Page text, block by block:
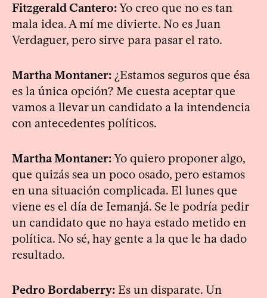
Fitzgerald Cantero:Yo creo que no es tan
mala idea. A mí me divierte. No es Juan
Verdaguer, pero sirve para pasar el rato.
Martha Montaner: ¿Estamos seguros que ésa
es la única opción? Me cuesta aceptar que
vamos a llevar un candidato a la intendencia
con antecedentes políticos.
Martha Montaner:Yo quiero proponer algo,
que quizás sea un poco osado, pero estamos
en una situación complicada. El lunes que
viene es el día de Iemanjá. Se le podría pedir
un candidato que no haya estado metido en
política. No sé, hay gente a la que le ha dado
resultado.
Pedro Bordaberry: Es un disparate. Un